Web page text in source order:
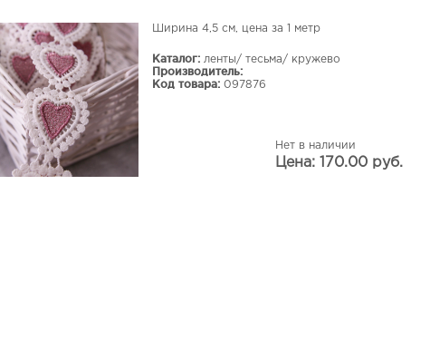
Ширина 4,5 см, цена за 1 метр
Каталог: ленты/ тесьма/ кружево
Производитель:
Код товара: 097876
Нет в наличии
Цена: 170.00 руб.